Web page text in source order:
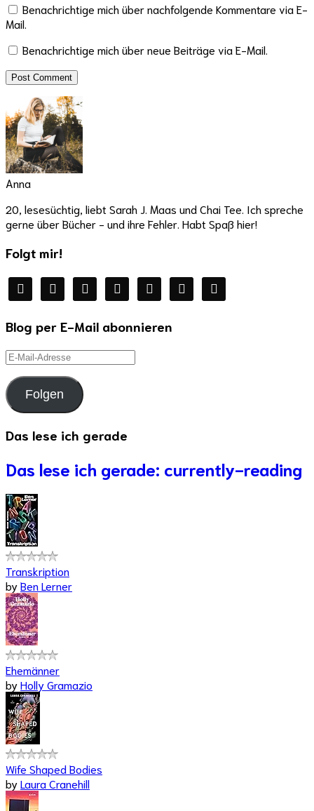
Benachrichtige mich über nachfolgende Kommentare via E-
Mail.
Benachrichtige mich über neue Beiträge via E-Mail.
Anna
20, lesesüchtig, liebt Sarah J. Maas und Chai Tee. Ich spreche
gerne über Bücher - und ihre Fehler. Habt Spaß hier!
Folgt mir!
facebooktwitter instagramyoutube mail wordpressgoodreads
Blog per E-Mail abonnieren
E-
Mail-
Adresse
Folgen
Das lese ich gerade
Das lese ich gerade: currently-reading
Transkription
byBen Lerner
Ehemänner
byHolly Gramazio
Wife Shaped Bodies
byLaura Cranehill